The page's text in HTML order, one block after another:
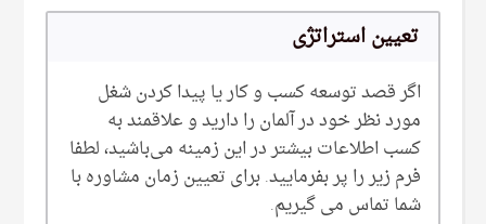
تعیین استراتژی
اگر قصد توسعه کسب و کار یا پیدا کردن شغل
مورد نظر خود در آلمان را دارید و علاقمند به
کسب اطلاعات بیشتر در این زمینه می‌‌باشید، لطفا
فرم زیر را پر بفرمایید. برای تعیین زمان مشاوره با
شما تماس می گیریم.